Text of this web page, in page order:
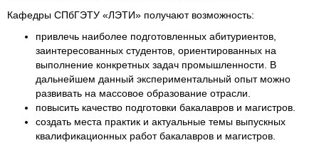
Кафедры СПбГЭТУ «ЛЭТИ» получают возможность:
привлечь наиболее подготовленных абитуриентов,
заинтересованных студентов, ориентированных на
выполнение конкретных задач промышленности. В
дальнейшем данный экспериментальный опыт можно
развивать на массовое образование отрасли.
повысить качество подготовки бакалавров и магистров.
создать места практик и актуальные темы выпускных
квалификационных работ бакалавров и магистров.